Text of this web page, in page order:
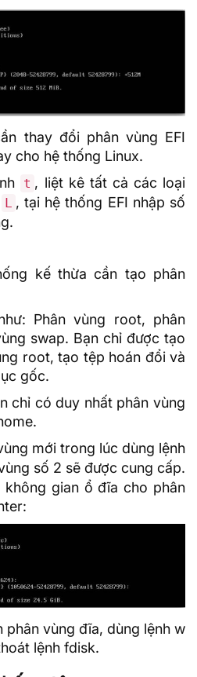
thay đổi phân vùng EFI
cho hệ thống Linux.
t , liệt kê tất cả các loại
L , tại hệ thống EFI nhập số
kế thừa cần tạo phân
Phân vùng root, phân
swap. Bạn chỉ được tạo
root, tạo tệp hoán đổi và
gốc.
chỉ có duy nhất phân vùng
mới trong lúc dùng lệnh
số 2 sẽ được cung cấp.
gian ổ đĩa cho phân
phân vùng đĩa, dùng lệnh w
lệnh fdisk.